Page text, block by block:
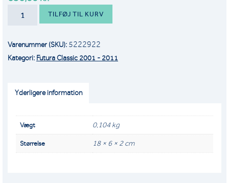
INCL.
SKRUER
ANTAL
TILFØJ TIL KURV
Varenummer (SKU): 5222922
Kategori: Futura Classic 2001 - 2011
Yderligere information
Vægt 0,104 kg
Størrelse 18 × 6 × 2 cm